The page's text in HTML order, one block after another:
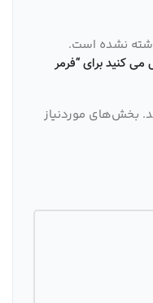
نشده است.
می کنید برای “فرمر
بخش‌های موردنیاز